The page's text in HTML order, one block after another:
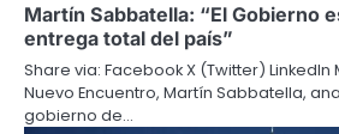
Martín Sabbatella: “El Gobierno
entrega total del país”
Share via: Facebook X (Twitter)
Nuevo Encuentro, Martín Sabbatella,
gobierno de…